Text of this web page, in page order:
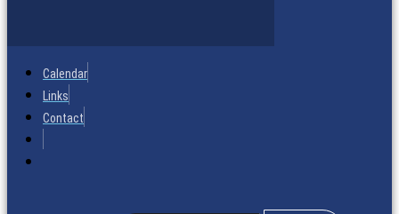
Calendar
Links
Contact